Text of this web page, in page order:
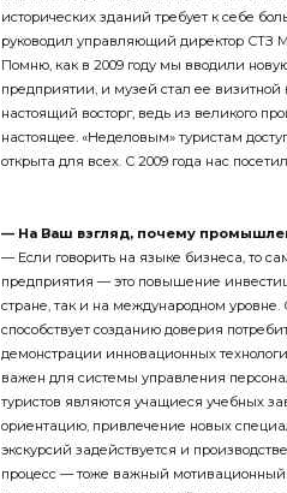
исторических зданий требует к себе
руководил управляющий директор СТЗ
Помню, как в 2009 году мы вводили
предприятии, и музей стал ее
настоящий восторг, ведь из великого
настоящее. «Неделовым» туристам
открыта для всех. С 2009 года нас
— На Ваш взгляд, почему
— Если говорить на языке бизнеса, то
предприятия — это повышение
стране, так и на международном уровне.
способствует созданию доверия
демонстрации инновационных
важен для системы управления
туристов являются учащиеся учебных
ориентацию, привлечение новых
экскурсий задействуется и
процесс — тоже важный мотивационный